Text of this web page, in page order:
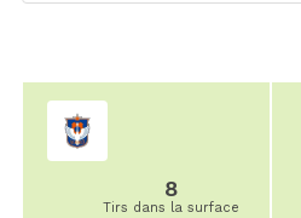
8
Tirs dans la surface